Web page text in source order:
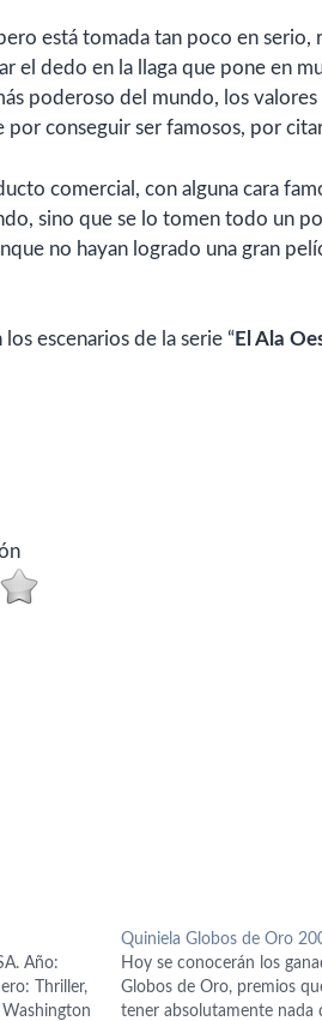
está tomada tan poco en serio,
el dedo en la llaga que pone en
poderoso del mundo, los valores
conseguir ser famosos, por
comercial, con alguna cara
sino que se lo tomen todo un
no hayan logrado una gran
escenarios de la serie “ El Ala
Año:
Thriller,
Quiniela Globos de Oro
Hoy se conocerán los
Globos de Oro, premios
tener absolutamente nada